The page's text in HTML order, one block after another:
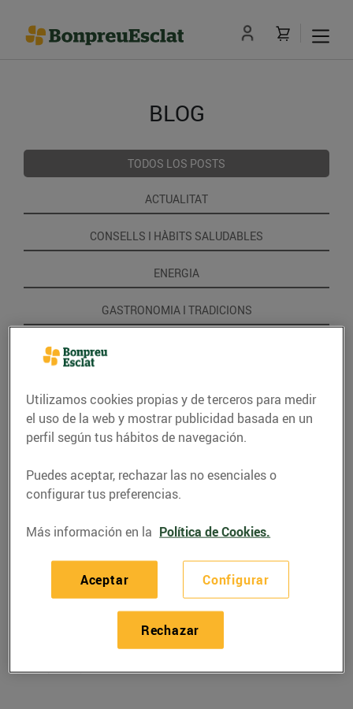
BLOG
TODOS LOS POSTS
ACTUALITAT
CONSELLS I HÀBITS SALUDABLES
ENERGIA
GASTRONOMIA I TRADICIONS
RECETAS
Patates caldoses amb
sípia i cloïsses
27/enero/2025
Utilizamos cookies propias y de terceros para medir
el uso de la web y mostrar publicidad basada en un
perfil según tus hábitos de navegación.
Puedes aceptar, rechazar las no esenciales o
configurar tus preferencias.
Más información en la Política de Cookies.
Configurar
Rechazar
Aceptar